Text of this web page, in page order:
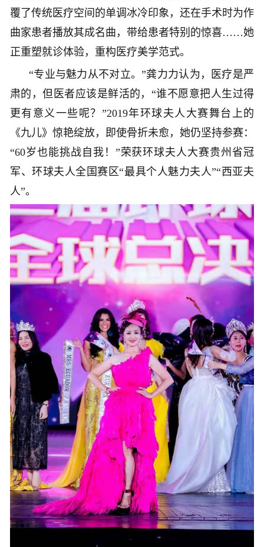
覆了传统医疗空间的单调冰冷印象，还在手术时为作
曲家患者播放其成名曲，带给患者特别的惊喜……她
正重塑就诊体验，重构医疗美学范式。
“专业与魅力从不对立。”龚力力认为，医疗是严
肃的，但医者应该是鲜活的，“谁不愿意把人生过得
更有意义一些呢？”2019年环球夫人大赛舞台上的
《九儿》惊艳绽放，即使骨折未愈，她仍坚持参赛：
“60岁也能挑战自我！”荣获环球夫人大赛贵州省冠
军、环球夫人全国赛区“最具个人魅力夫人”“西亚夫
人”。